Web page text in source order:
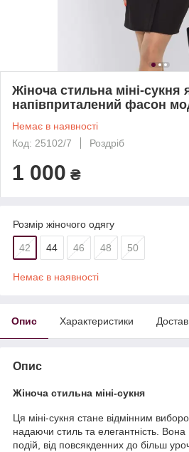
Жіноча стильна міні-сукня
напівприталений фасон
Немає в наявності
Код: 25102/7
Роздріб
1 000 ₴
Розмір жіночого одягу
42 44 46 48 50
Немає в наявності
Опис Характеристики
Опис
Жіноча стильна міні-сукня
Ця міні-сукня стане відмінним
надаючи стиль та елегантність. Вона
подій, від повсякденних до більш